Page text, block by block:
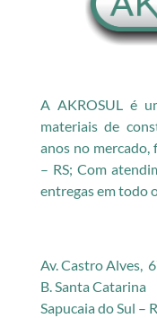
A AKROSUL é
materiais de
anos no mercado,
– RS; Com
entregas em todo
Av. Castro Alves,
B. Santa Catarina
Sapucaia do Sul –